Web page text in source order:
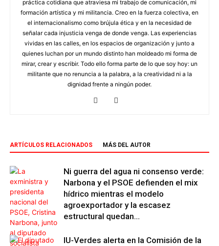
práctica cotidiana que atraviesa mi trabajo de comunicación, mi
formación artística y mi militancia. Creo en la fuerza colectiva, en
el internacionalismo como brújula ética y en la necesidad de
señalar cada injusticia venga de donde venga. Las experiencias
vividas en las calles, en los espacios de organización y junto a
quienes luchan por un mundo distinto han moldeado mi forma de
mirar, crear y escribir. Todo ello forma parte de lo que soy hoy: un
militante que no renuncia a la palabra, a la creatividad ni a la
dignidad frente a ningún poder.
ARTÍCULOS RELACIONADOS MÁS DEL AUTOR
Ni guerra del agua ni consenso verde:
Narbona y el PSOE defienden el mix
hídrico mientras el modelo
agroexportador y la escasez
estructural quedan...
IU-Verdes alerta en la Comisión de la